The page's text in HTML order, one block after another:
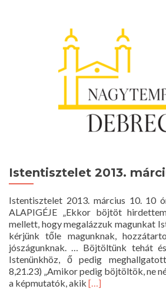
Istentisztelet 2013.
Istentisztelet 2013. március 10. 10
ALAPIGÉJE „Ekkor böjtöt
mellett, hogy megalázzuk magunkat
kérjünk tőle magunknak,
jószágunknak. … Böjtöltünk tehát
Istenünkhöz, ő pedig
8,21.23) „Amikor pedig böjtöltök, ne
a képmutatók, akik Read
[…]